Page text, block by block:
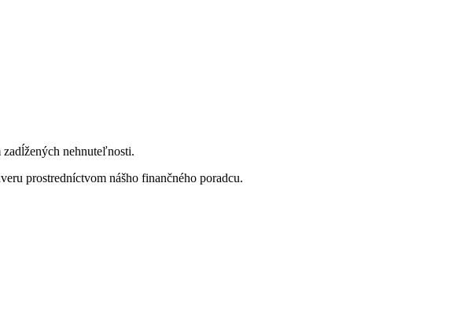
nehnuteľnosti.
prostredníctvom nášho finančného poradcu.